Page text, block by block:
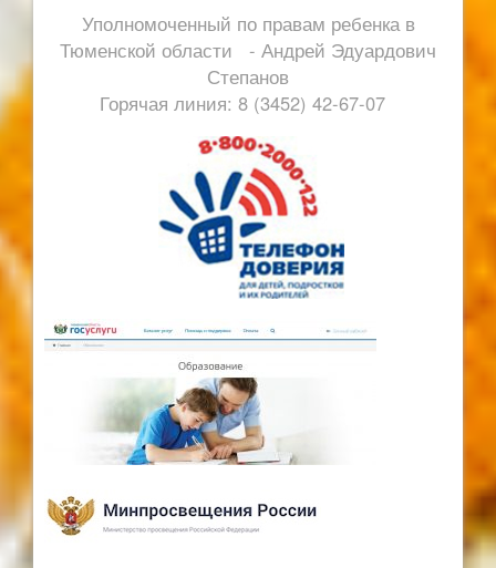
Уполномоченный по правам ребенка в
Тюменской области - Андрей Эдуардович
Степанов
Горячая линия: 8 (3452) 42-67-07